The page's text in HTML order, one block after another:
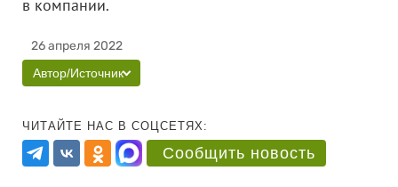
в компании.
26 апреля 2022
Автор/Источник
ЧИТАЙТЕ НАС В СОЦСЕТЯХ:
Сообщить новость